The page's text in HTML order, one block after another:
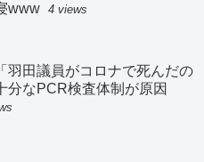
www 4 views
羽田議員がコロナで死んだの
分なPCR検査体制が原因